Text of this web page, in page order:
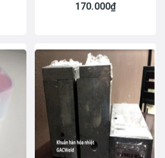
170.000₫